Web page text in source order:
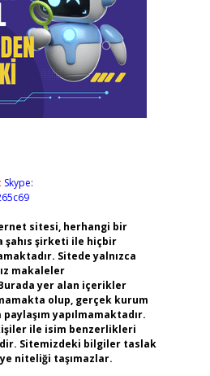
Skype:
sitesi, herhangi bir
şahıs şirketi ile hiçbir
Sitede yalnızca
makaleler
yer alan içerikler
olup, gerçek kurum
yapılmamaktadır.
ile isim benzerlikleri
Sitemizdeki bilgiler taslak
niteliği taşımazlar.